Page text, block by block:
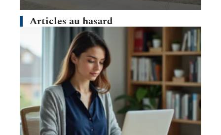
Articles au hasard